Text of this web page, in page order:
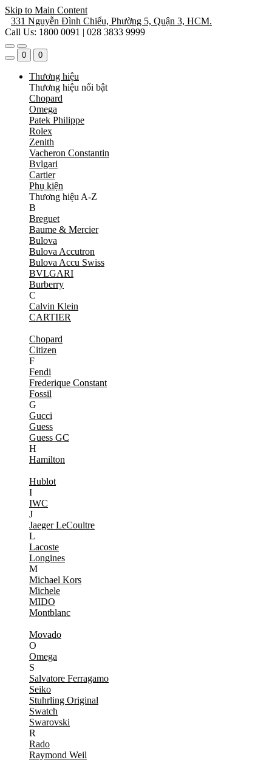
Skip to Main Content
331 Nguyễn Đình Chiểu, Phường 5, Quận 3, HCM.
Call Us: 1800 0091 | 028 3833 9999
0 0
Thương hiệu
Thương hiệu nổi bật
Chopard
Omega
Patek Philippe
Rolex
Zenith
Vacheron Constantin
Bvlgari
Cartier
Phụ kiện
Thương hiệu A-Z
B
Breguet
Baume & Mercier
Bulova
Bulova Accutron
Bulova Accu Swiss
BVLGARI
Burberry
C
Calvin Klein
CARTIER
Chopard
Citizen
F
Fendi
Frederique Constant
Fossil
G
Gucci
Guess
Guess GC
H
Hamilton
Hublot
I
IWC
J
Jaeger LeCoultre
L
Lacoste
Longines
M
Michael Kors
Michele
MIDO
Montblanc
Movado
O
Omega
S
Salvatore Ferragamo
Seiko
Stuhrling Original
Swatch
Swarovski
R
Rado
Raymond Weil